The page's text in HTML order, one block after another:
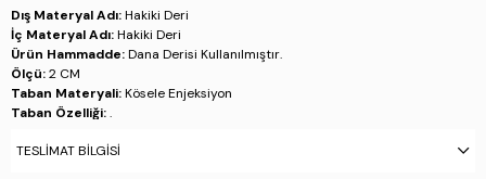
Dış Materyal Adı:Hakiki Deri
İç Materyal Adı:Hakiki Deri
Ürün Hammadde:Dana Derisi Kullanılmıştır.
Ölçü:2 CM
Taban Materyali:Kösele Enjeksiyon
Taban Özelliği:.
Üretim Yeri:Türkiye
TESLIMAT BILGISI